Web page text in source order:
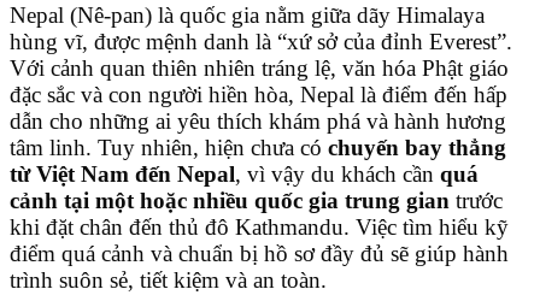
Nepal (Nê-pan) là quốc gia nằm giữa dãy Himalaya
hùng vĩ, được mệnh danh là “xứ sở của đỉnh Everest”.
Với cảnh quan thiên nhiên tráng lệ, văn hóa Phật giáo
đặc sắc và con người hiền hòa, Nepal là điểm đến hấp
dẫn cho những ai yêu thích khám phá và hành hương
tâm linh. Tuy nhiên, hiện chưa có chuyến bay thẳng
từ Việt Nam đến Nepal, vì vậy du khách cần quá
cảnh tại một hoặc nhiều quốc gia trung gian trước
khi đặt chân đến thủ đô Kathmandu. Việc tìm hiểu kỹ
điểm quá cảnh và chuẩn bị hồ sơ đầy đủ sẽ giúp hành
trình suôn sẻ, tiết kiệm và an toàn.